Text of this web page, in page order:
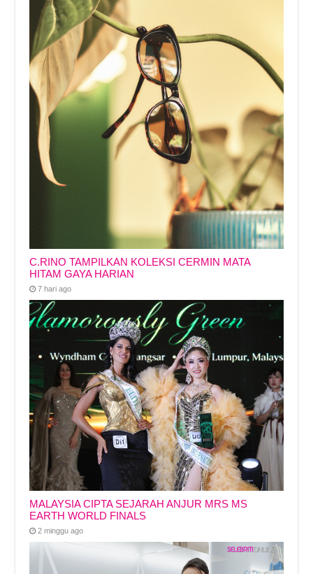
C.RINO TAMPILKAN KOLEKSI CERMIN MATA
HITAM GAYA HARIAN
7 hari ago
MALAYSIA CIPTA SEJARAH ANJUR MRS MS
EARTH WORLD FINALS
2 minggu ago